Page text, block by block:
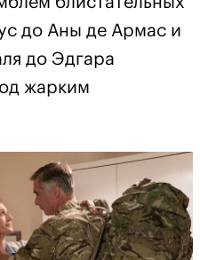
до Аны де Армас и
до Эдгара
жарким